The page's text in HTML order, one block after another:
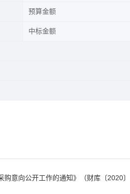
预算金额
中标金额
购意向公开工作的通知》（财库〔2020〕